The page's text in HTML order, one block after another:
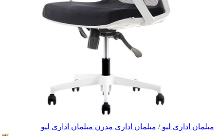
مبلمان اداری لیو / مبلمان اداری مدرن مبلمان اداری لیو